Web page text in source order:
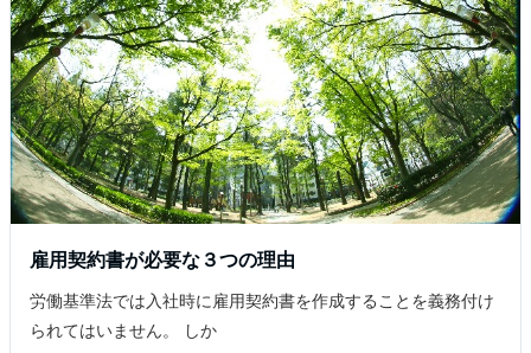
雇用契約書が必要な３つの理由
労働基準法では入社時に雇用契約書を作成することを義務付け
られてはいません。 しか